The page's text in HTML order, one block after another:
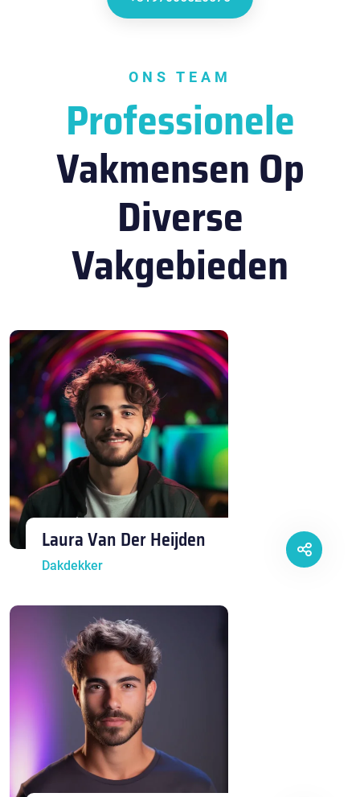
ONS TEAM
Professionele
Vakmensen Op
Diverse
Vakgebieden
Laura Van Der Heijden
Dakdekker